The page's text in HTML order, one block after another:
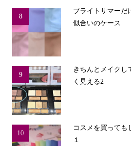
8
ブライトサマーだ
似合いのケース
9
きちんとメイクし
く見える2
10
コスメを買っても
１